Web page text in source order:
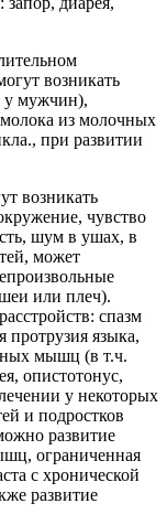
возникать
у мужчин),
молока из молочных
при развитии
возникать
чувство
шум в ушах, в
может
или плеч).
спазм
протрузия языка,
мышц (в т.ч.
опистотонус,
у некоторых
и подростков
развитие
ограниченная
с хронической
развитие